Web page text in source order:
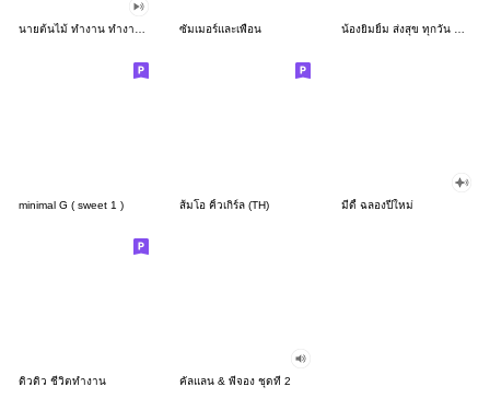
ซัมเมอร์และเพื่อน
minimal G ( sweet 1 ) ส้มโอ คิ้วเกิร์ล (TH) มีดี้ ฉลองปีใหม่
ดิวดิว ชีวิตทำงาน คัลแลน & พี่จอง ชุดที่ 2